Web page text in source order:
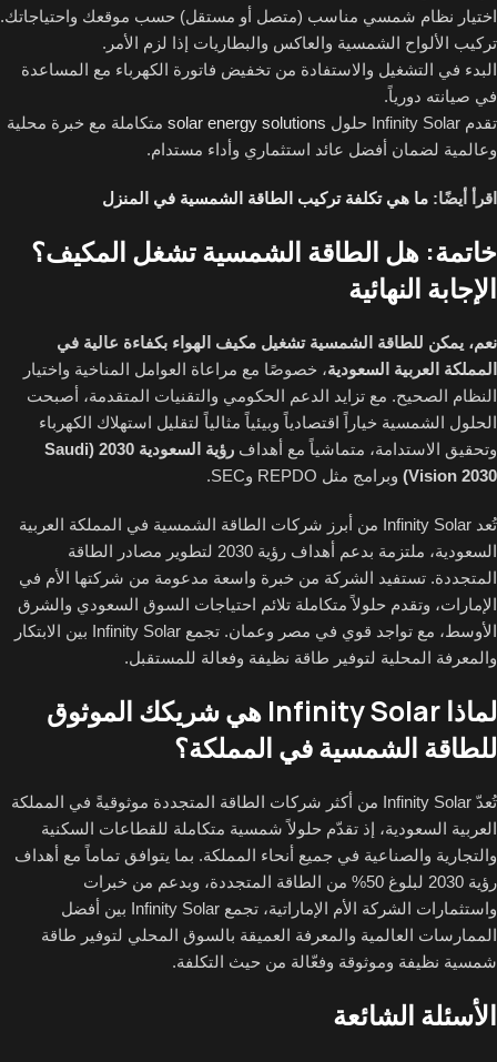
اختيار نظام شمسي مناسب (متصل أو مستقل) حسب موقعك واحتياجاتك.
تركيب الألواح الشمسية والعاكس والبطاريات إذا لزم الأمر.
البدء في التشغيل والاستفادة من تخفيض فاتورة الكهرباء مع المساعدة
في صيانته دورياً.
تقدم Infinity Solar حلول
solar energy solutions متكاملة مع خبرة محلية
وعالمية لضمان أفضل عائد استثماري وأداء مستدام.
اقرأ أيضًا: ما هي تكلفة تركيب الطاقة الشمسية في المنزل
خاتمة: هل الطاقة الشمسية تشغل المكيف؟
الإجابة النهائية
نعم، يمكن للطاقة الشمسية تشغيل مكيف الهواء بكفاءة عالية في
المملكة العربية السعودية، خصوصًا مع مراعاة العوامل المناخية واختيار
النظام الصحيح. مع تزايد الدعم الحكومي والتقنيات المتقدمة، أصبحت
الحلول الشمسية خياراً اقتصادياً وبيئياً مثالياً لتقليل استهلاك الكهرباء
وتحقيق الاستدامة، متماشياً مع أهداف
رؤية السعودية 2030 (Saudi
Vision 2030) وبرامج مثل REPDO وSEC.
تُعد Infinity Solar من أبرز شركات الطاقة الشمسية في المملكة العربية
السعودية، ملتزمة بدعم أهداف رؤية 2030 لتطوير مصادر الطاقة
المتجددة. تستفيد الشركة من خبرة واسعة مدعومة من شركتها الأم في
الإمارات، وتقدم حلولاً متكاملة تلائم احتياجات السوق السعودي والشرق
الأوسط، مع تواجد قوي في مصر وعمان. تجمع Infinity Solar بين الابتكار
والمعرفة المحلية لتوفير طاقة نظيفة وفعالة للمستقبل.
لماذا Infinity Solar هي شريكك الموثوق
للطاقة الشمسية في المملكة؟
تُعدّ Infinity Solar من أكثر شركات الطاقة المتجددة موثوقيةً في المملكة
العربية السعودية، إذ تقدّم حلولاً شمسية متكاملة للقطاعات السكنية
والتجارية والصناعية في جميع أنحاء المملكة. بما يتوافق تماماً مع أهداف
رؤية 2030 لبلوغ 50% من الطاقة المتجددة، وبدعم من خبرات
واستثمارات الشركة الأم الإماراتية، تجمع Infinity Solar بين أفضل
الممارسات العالمية والمعرفة العميقة بالسوق المحلي لتوفير طاقة
شمسية نظيفة وموثوقة وفعّالة من حيث التكلفة.
الأسئلة الشائعة